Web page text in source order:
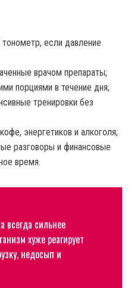
если давление
врачом препараты;
порциями в течение дня;
тренировки без
энергетиков и алкоголя;
разговоры и финансовые
время.
всегда сильнее
хуже реагирует
недосып и